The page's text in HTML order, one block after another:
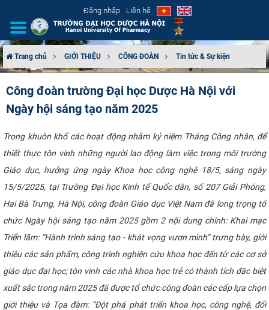
Đăng nhập Liên hệ
CƠ CẤU TỔ CHỨC
TUYỂN SINH
ĐÀO TẠO
ĐẢM BẢO CHẤT LƯỢNG
KHOA HỌC CÔNG NGHỆ
HTQT
CỰU NGƯỜI HỌC
Trang chủ GIỚI THIỆU CÔNG ĐOÀN Tin tức & Sự kiện
Công đoàn trường Đại học Dược Hà Nội với
Ngày hội sáng tạo năm 2025
Trong khuôn khổ các hoạt động nhằm kỷ niệm Tháng Công nhân, để
thiết thực tôn vinh những người lao động làm việc trong môi trường
Giáo dục, hưởng ứng ngày Khoa học công nghệ 18/5, sáng ngày
15/5/2025, tại Trường Đại học Kinh tế Quốc dân, số 207 Giải Phóng,
Hai Bà Trưng, Hà Nội, công đoàn Giáo dục Việt Nam đã long trọng tổ
chức Ngày hội sáng tạo năm 2025 gồm 2 nội dung chính: Khai mạc
Triển lãm: “Hành trình sáng tạo - khát vọng vươn mình” trưng bày, giới
thiệu các sản phẩm, công trình nghiên cứu khoa học đến từ các cơ sở
giáo dục đại học; tôn vinh các nhà khoa học trẻ có thành tích đặc biệt
xuất sắc trong năm 2025 đã được tổ chức công đoàn các cấp lựa chọn
giới thiệu và Tọa đàm: “Đột phá phát triển khoa học, công nghệ, đổi